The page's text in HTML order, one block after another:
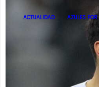
ACTUALIDAD AZULES